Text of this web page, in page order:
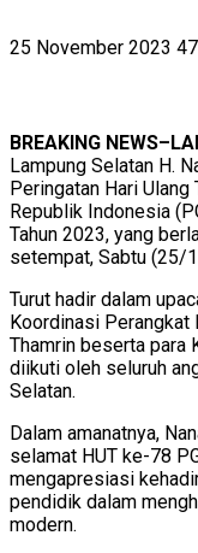
25 November 2023
BREAKING
Lampung Selatan H.
Peringatan Hari Ulang
Republik Indonesia
Tahun 2023, yang
setempat, Sabtu (25/
Turut hadir dalam
Koordinasi Perangkat
Thamrin beserta para
diikuti oleh seluruh
Selatan.
Dalam amanatnya,
selamat HUT ke-78
mengapresiasi
pendidik dalam
modern.